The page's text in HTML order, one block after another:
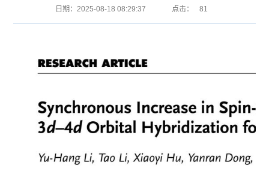
日期：2025-08-18 08:29:37 点击： 81